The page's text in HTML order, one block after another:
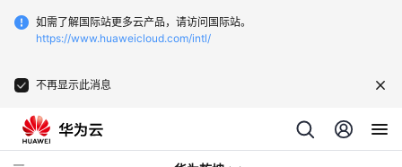
如需了解国际站更多云产品，请访问国际站。
https://www.huaweicloud.com/intl/
不再显示此消息